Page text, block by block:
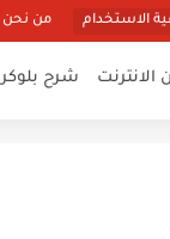
الاستخدام من نحن
الانترنت شرح بلوكر